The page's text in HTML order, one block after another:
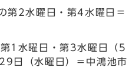
2水曜日・第4水曜日＝
1水曜日・第3水曜日（5
日（水曜日）＝中鴻池市